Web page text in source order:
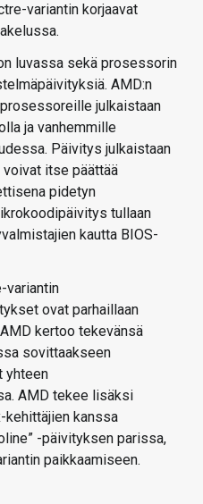
variantin korjaavat
luvassa sekä prosessorin
AMD:n
julkaistaan
ja vanhemmille
Päivitys julkaistaan
voivat itse päättää
pidetyn
tullaan
kautta BIOS-
variantin
ovat parhaillaan
kertoo tekevänsä
sovittaakseen
yhteen
AMD tekee lisäksi
kehittäjien kanssa
-päivityksen parissa,
paikkaamiseen.